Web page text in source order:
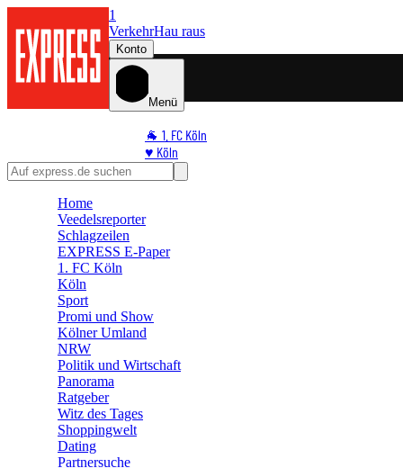
1
VerkehrHau raus
Konto
Menü
🐐 1. FC Köln
♥️ Köln
⭐ Promi
🛒 Shoppingwelt
Home
Veedelsreporter
Schlagzeilen
EXPRESS E-Paper
1. FC Köln
Köln
Sport
Promi und Show
Kölner Umland
NRW
Politik und Wirtschaft
Panorama
Ratgeber
Witz des Tages
Shoppingwelt
Dating
Partnersuche